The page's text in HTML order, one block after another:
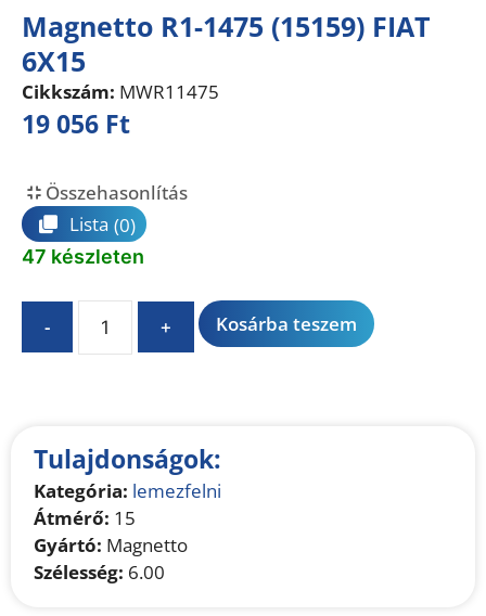
Magnetto R1-1475 (15159) FIAT
6X15
Cikkszám: MWR11475
19 056 Ft
Összehasonlítás
Lista (0)
47 készleten
- + Kosárba teszem
Tulajdonságok:
Kategória: lemezfelni
Átmérő: 15
Gyártó: Magnetto
Szélesség: 6.00